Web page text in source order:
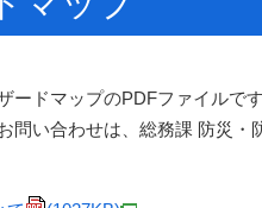
ドマップのPDFファイルです
い合わせは、総務課 防災・